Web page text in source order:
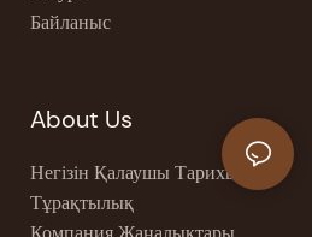
Байланыс
About Us
Негізін Қалаушы Тарихы
Тұрақтылық